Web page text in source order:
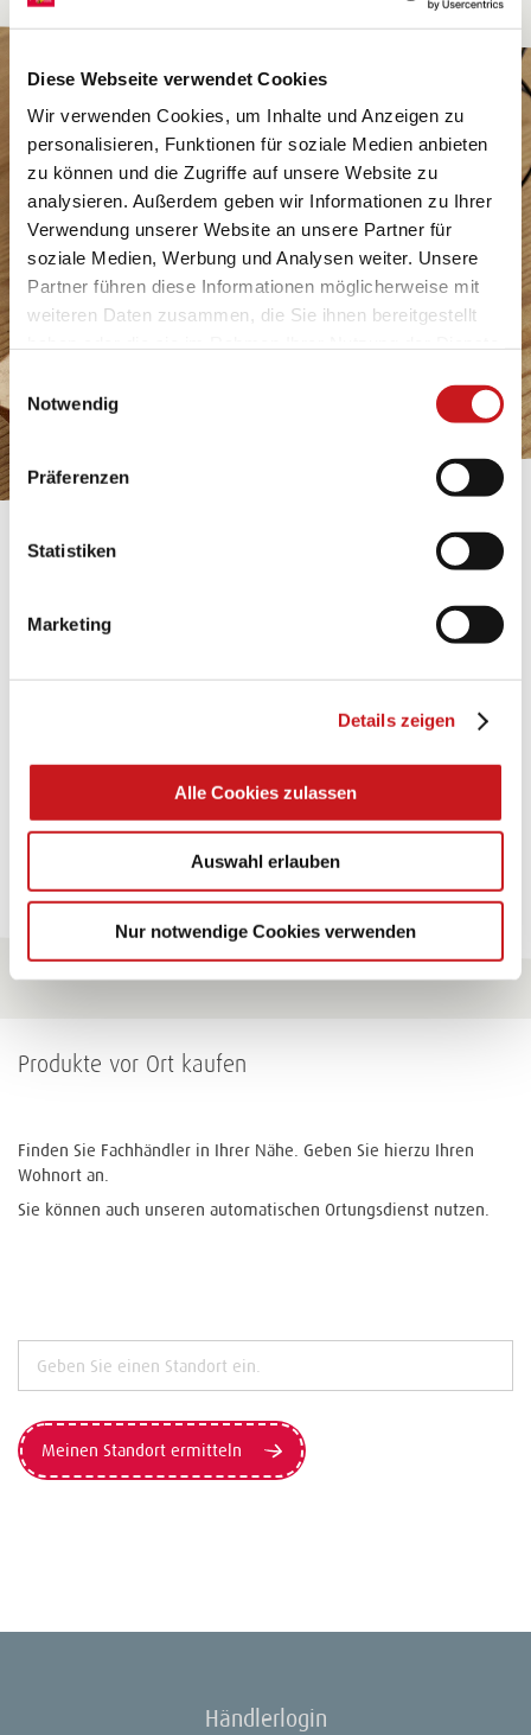
Diese Webseite verwendet Cookies
Wir verwenden Cookies, um Inhalte und Anzeigen zu
personalisieren, Funktionen für soziale Medien anbieten
zu können und die Zugriffe auf unsere Website zu
analysieren. Außerdem geben wir Informationen zu Ihrer
Verwendung unserer Website an unsere Partner für
soziale Medien, Werbung und Analysen weiter. Unsere
Partner führen diese Informationen möglicherweise mit
weiteren Daten zusammen, die Sie ihnen bereitgestellt
Datenschutzhinweisen
mehr darüber, wer wir sind, wie
personenbezogene Daten verarbeiten. Hier geht’s zum
Impressum.
Notwendig
Präferenzen
Statistiken
Marketing
Details zeigen
Alle Cookies zulassen
Auswahl erlauben
Nur notwendige Cookies verwenden
bekleben, bemalen, falten... und für viele
Zum Tipp
Zu allen Tipps
Produkte vor Ort kaufen
Finden Sie Fachhändler in Ihrer Nähe. Geben Sie hierzu Ihren
Wohnort an.
Sie können auch unseren automatischen Ortungsdienst nutzen.
Meinen Standort ermitteln
Händlerlogin